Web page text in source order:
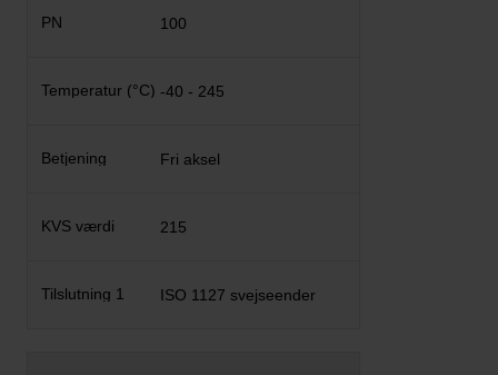
100
-40 - 245
Fri aksel
215
ISO 1127 svejseender